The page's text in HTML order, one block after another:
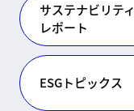
サステナビリティ
レポート
ESGトピックス